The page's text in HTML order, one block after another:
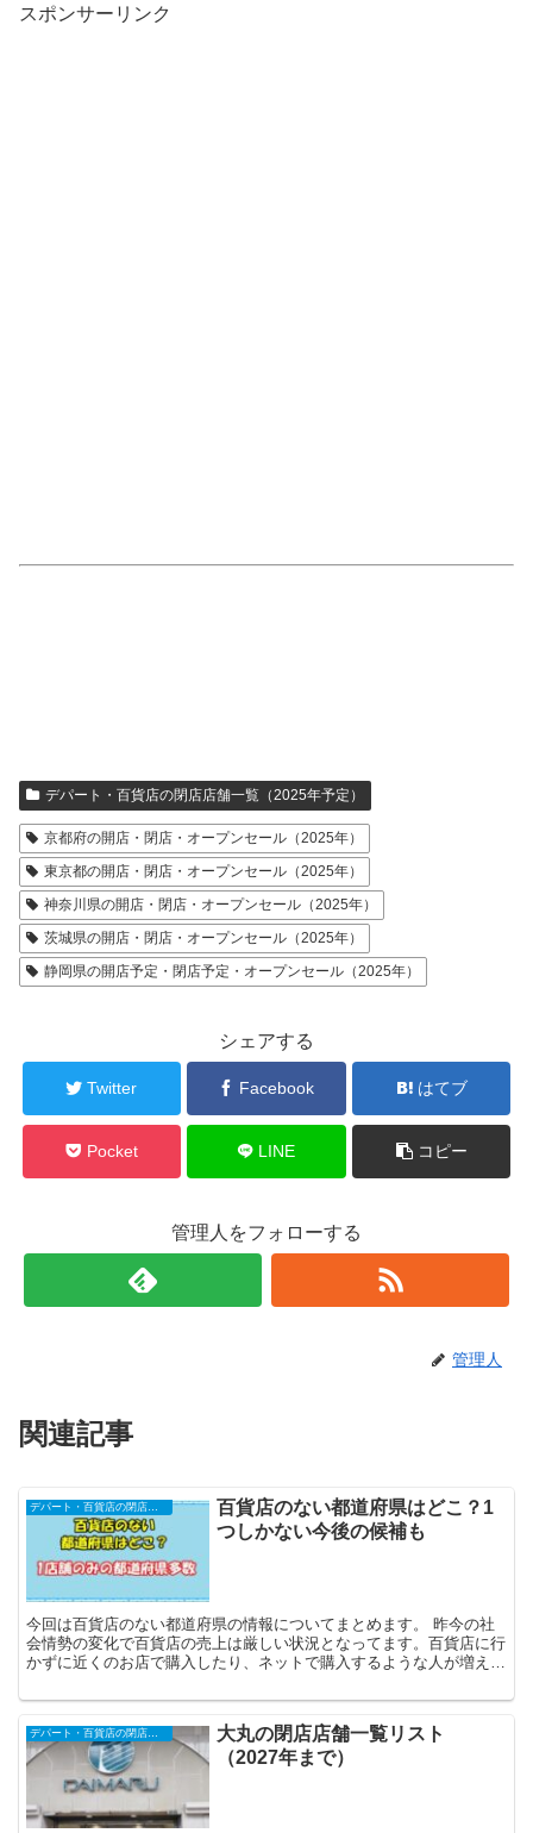
スポンサーリンク
デパート・百貨店の閉店店舗一覧（2025年予定）
京都府の開店・閉店・オープンセール（2025年）
東京都の開店・閉店・オープンセール（2025年）
神奈川県の開店・閉店・オープンセール（2025年）
茨城県の開店・閉店・オープンセール（2025年）
静岡県の開店予定・閉店予定・オープンセール（2025年）
シェアする
Twitter Facebook はてブ
Pocket LINE コピー
管理人をフォローする
管理人
関連記事
百貨店のない都道府県はどこ？1
つしかない今後の候補も
今回は百貨店のない都道府県の情報についてまとめます。 昨今の社
会情勢の変化で百貨店の売上は厳しい状況となってます。百貨店に行
かずに近くのお店で購入したり、ネットで購入するような人が増えた
デパート・百貨店の閉店店舗一覧（2025年予定）
大丸の閉店店舗一覧リスト
（2027年まで）